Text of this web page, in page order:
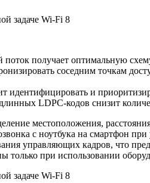
получает оптимальную
соседним точкам
и
LDPC-кодов снизит
местоположения,
с ноутбука на смартфон
управляющих кадров, что
только при использовании